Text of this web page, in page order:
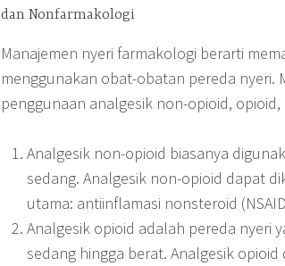
dan Nonfarmakologi
Manajemen nyeri farmakologi berarti
menggunakan obat-obatan pereda nyeri.
penggunaan analgesik non-opioid,
Analgesik non-opioid biasanya
sedang. Analgesik non-opioid dapat
utama: antiinflamasi nonsteroid
Analgesik opioid adalah pereda nyeri
sedang hingga berat. Analgesik